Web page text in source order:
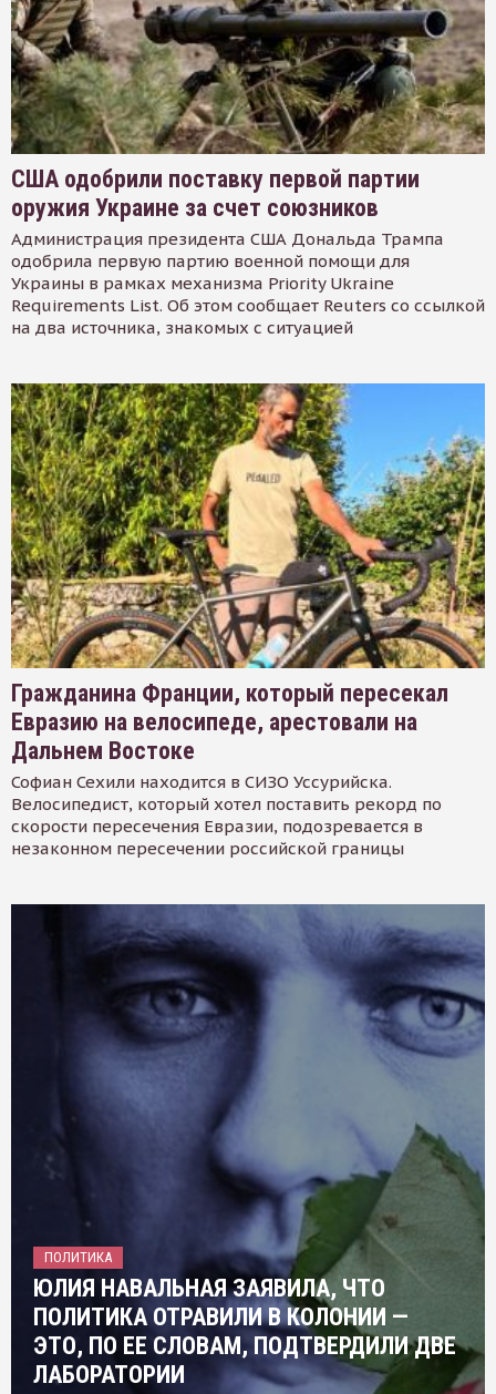
США одобрили поставку первой партии
оружия Украине за счет союзников
Администрация президента США Дональда Трампа
одобрила первую партию военной помощи для
Украины в рамках механизма Priority Ukraine
Requirements List. Об этом сообщает Reuters со ссылкой
на два источника, знакомых с ситуацией
Гражданина Франции, который пересекал
Евразию на велосипеде, арестовали на
Дальнем Востоке
Софиан Сехили находится в СИЗО Уссурийска.
Велосипедист, который хотел поставить рекорд по
скорости пересечения Евразии, подозревается в
незаконном пересечении российской границы
ПОЛИТИКА
ЮЛИЯ НАВАЛЬНАЯ ЗАЯВИЛА, ЧТО
ПОЛИТИКА ОТРАВИЛИ В КОЛОНИИ —
ЭТО, ПО ЕЕ СЛОВАМ, ПОДТВЕРДИЛИ ДВЕ
ЛАБОРАТОРИИ